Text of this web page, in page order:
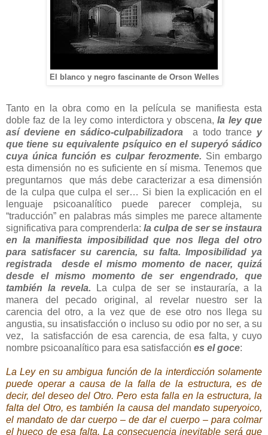
El blanco y negro fascinante de Orson Welles
Tanto en la obra como en la película se manifiesta esta
doble faz de la ley como interdictora y obscena,la ley que
así deviene en sádico-culpabilizadora
a todo trance y
que tiene su equivalente psíquico en el superyó sádico
cuya única función es culpar ferozmente. Sin embargo
esta dimensión no es suficiente en sí misma. Tenemos que
preguntarnos
que más debe caracterizar a esa dimensión
de la culpa que culpa el ser… Si bien la explicación en el
lenguaje psicoanalítico puede parecer compleja, su
“traducción” en palabras más simples me parece altamente
significativa para comprenderla: la culpa de ser se instaura
en la manifiesta imposibilidad que nos llega del otro
para satisfacer su carencia, su falta. Imposibilidad ya
registrada desde el mismo momento de nacer, quizá
desde el mismo momento de ser engendrado, que
también la revela. La culpa de ser se instauraría, a la
manera del pecado original, al revelar nuestro ser la
carencia del otro, a la vez que de ese otro nos llega su
angustia, su insatisfacción o incluso su odio por no ser, a su
vez,
la satisfacción de esa carencia, de esa falta, y cuyo
nombre psicoanalítico para esa satisfacción es el goce:
La Ley en su ambigua función de la interdicción solamente
puede operar a causa de la falla de la estructura, es de
decir, del deseo del Otro. Pero esta falla en la estructura, la
falta del Otro, es también la causa del mandato superyoico,
el mandato de dar cuerpo – de dar el cuerpo – para colmar
el hueco de esa falta. La consecuencia inevitable será que